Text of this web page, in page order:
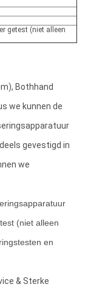
getest (niet alleen
Bothhand
we kunnen de
gevestigd in
we
(niet alleen
en
& Sterke